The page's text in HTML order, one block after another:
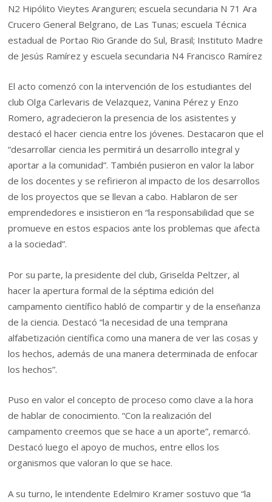
N2 Hipólito Vieytes Aranguren; escuela secundaria N 71 Ara
Crucero General Belgrano, de Las Tunas; escuela Técnica
estadual de Portao Rio Grande do Sul, Brasil; Instituto Madre
de Jesús Ramírez y escuela secundaria N4 Francisco Ramírez
El acto comenzó con la intervención de los estudiantes del
club Olga Carlevaris de Velazquez, Vanina Pérez y Enzo
Romero, agradecieron la presencia de los asistentes y
destacó el hacer ciencia entre los jóvenes. Destacaron que el
“desarrollar ciencia les permitirá un desarrollo integral y
aportar a la comunidad”. También pusieron en valor la labor
de los docentes y se refirieron al impacto de los desarrollos
de los proyectos que se llevan a cabo. Hablaron de ser
emprendedores e insistieron en “la responsabilidad que se
promueve en estos espacios ante los problemas que afecta
a la sociedad”.
Por su parte, la presidente del club, Griselda Peltzer, al
hacer la apertura formal de la séptima edición del
campamento científico habló de compartir y de la enseñanza
de la ciencia. Destacó “la necesidad de una temprana
alfabetización científica como una manera de ver las cosas y
los hechos, además de una manera determinada de enfocar
los hechos”.
Puso en valor el concepto de proceso como clave a la hora
de hablar de conocimiento. “Con la realización del
campamento creemos que se hace a un aporte”, remarcó.
Destacó luego el apoyo de muchos, entre ellos los
organismos que valoran lo que se hace.
A su turno, le intendente Edelmiro Kramer sostuvo que “la